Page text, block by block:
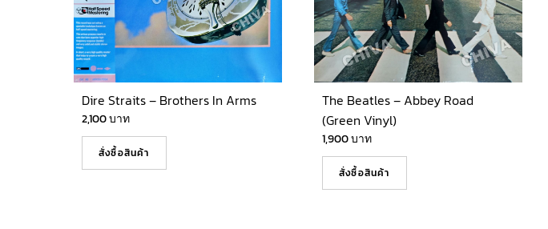
Dire Straits – Brothers In Arms
2,100บาท
สั่งซื้อสินค้า
The Beatles – Abbey Road
(Green Vinyl)
1,900บาท
สั่งซื้อสินค้า